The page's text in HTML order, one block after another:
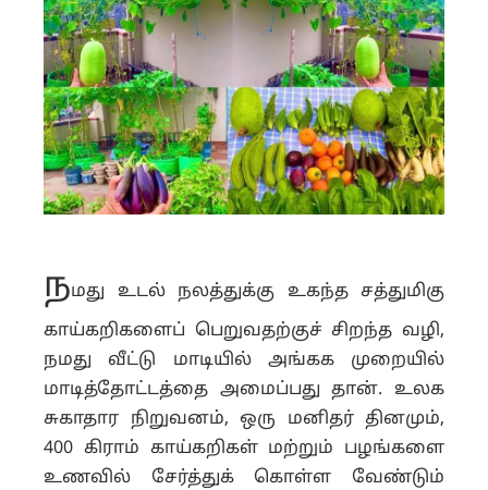
நமது உடல் நலத்துக்கு உகந்த சத்துமிகு
காய்கறிகளைப் பெறுவதற்குச் சிறந்த வழி,
நமது வீட்டு மாடியில் அங்கக முறையில்
மாடித்தோட்டத்தை அமைப்பது தான். உலக
சுகாதார நிறுவனம், ஒரு மனிதர் தினமும்,
400 கிராம் காய்கறிகள் மற்றும் பழங்களை
உணவில் சேர்த்துக் கொள்ள வேண்டும்